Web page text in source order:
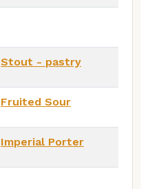
Stout - pastry
Fruited Sour
Imperial Porter